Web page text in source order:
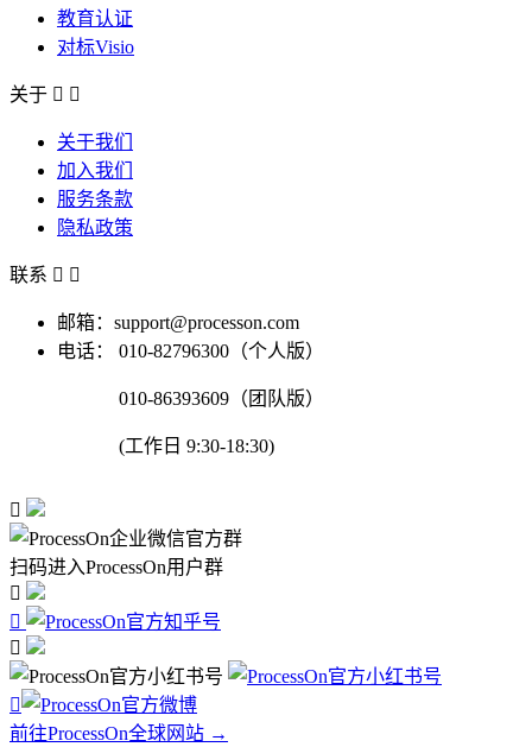
教育认证
对标Visio
关于  
关于我们
加入我们
服务条款
隐私政策
联系  
邮箱：support@processon.com
电话：
010-82796300（个人版）
010-86393609（团队版）
(工作日 9:30-18:30)

扫码进入ProcessOn用户群




前往ProcessOn全球网站 →